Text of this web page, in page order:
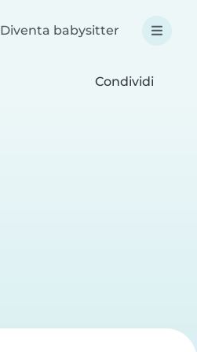
Diventa babysitter
Condividi